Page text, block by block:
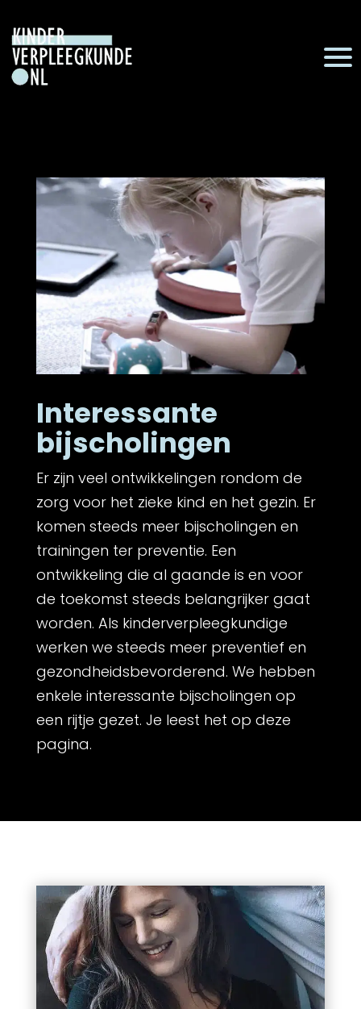
Interessante
bijscholingen
Er zijn veel ontwikkelingen rondom de
zorg voor het zieke kind en het gezin. Er
komen steeds meer bijscholingen en
trainingen ter preventie. Een
ontwikkeling die al gaande is en voor
de toekomst steeds belangrijker gaat
worden. Als kinderverpleegkundige
werken we steeds meer preventief en
gezondheidsbevorderend. We hebben
enkele interessante bijscholingen op
een rijtje gezet. Je leest het op deze
pagina.